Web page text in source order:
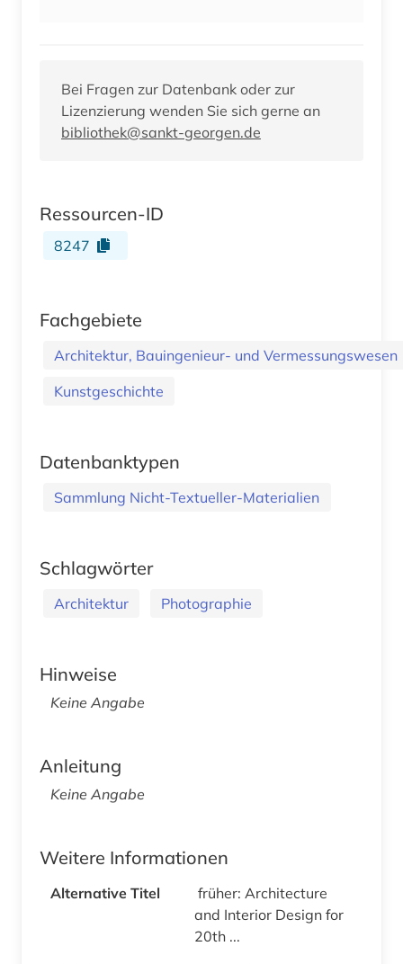
Bei Fragen zur Datenbank oder zur
Lizenzierung wenden Sie sich gerne an
bibliothek@sankt-georgen.de
Ressourcen-ID
8247
Fachgebiete
Architektur, Bauingenieur- und Vermessungswesen
Kunstgeschichte
Datenbanktypen
Sammlung Nicht-Textueller-Materialien
Schlagwörter
Architektur Photographie
Hinweise
Keine Angabe
Anleitung
Keine Angabe
Weitere Informationen
Alternative Titel
früher: Architecture
and Interior Design for
20th ...